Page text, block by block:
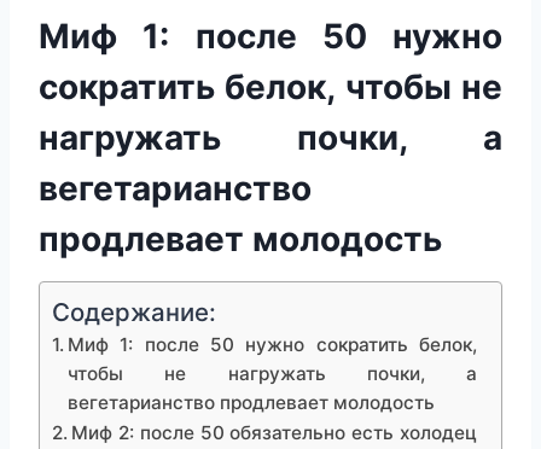
Миф 1: после 50 нужно
сократить белок, чтобы не
нагружать почки, а
вегетарианство
продлевает молодость
Содержание:
Миф 1: после 50 нужно сократить белок,
чтобы не нагружать почки, а
вегетарианство продлевает молодость
Миф 2: после 50 обязательно есть холодец